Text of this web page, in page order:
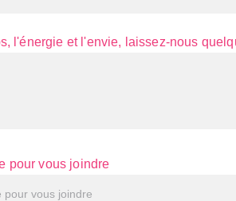
l'énergie et l'envie, laissez-nous
pour vous joindre